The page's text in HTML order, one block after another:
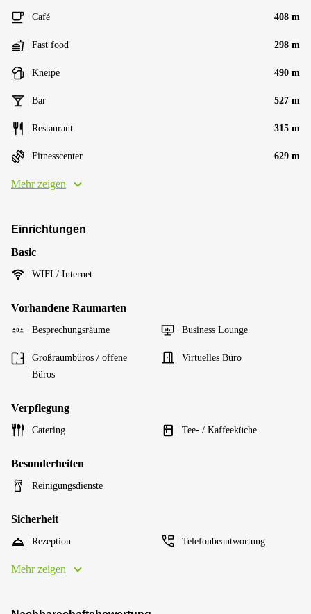
Café 408 m
Fast food 298 m
Kneipe 490 m
Bar 527 m
Restaurant 315 m
Fitnesscenter 629 m
Mehr zeigen
Einrichtungen
Basic
WIFI / Internet
Vorhandene Raumarten
Besprechungsräume Business Lounge
Großraumbüros / offene
Büros
Virtuelles Büro
Verpflegung
Catering Tee- / Kaffeeküche
Besonderheiten
Reinigungsdienste
Sicherheit
Rezeption Telefonbeantwortung
Mehr zeigen